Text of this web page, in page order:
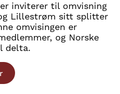
inviterer til omvisning
Lillestrøm sitt splitter
omvisingen er
og Norske
delta.